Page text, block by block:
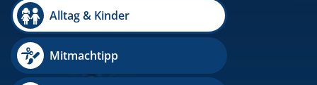
Alltag & Kinder
Mitmachtipp